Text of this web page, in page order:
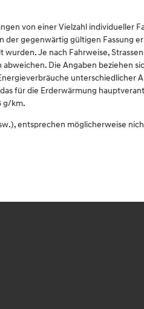
von einer Vielzahl individueller
gegenwärtig gültigen Fassung
Je nach Fahrweise,
Die Angaben beziehen
unterschiedlicher
für die Erderwärmung
g/km.
entsprechen möglicherweise